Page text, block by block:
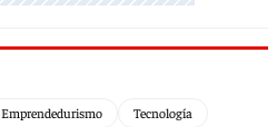
Emprendedurismo Tecnología